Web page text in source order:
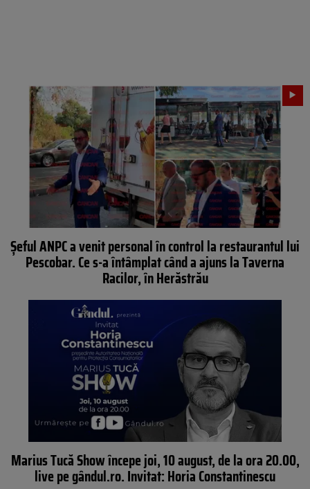
Șeful ANPC a venit personal în control la restaurantul lui
Pescobar. Ce s-a întâmplat când a ajuns la Taverna
Racilor, în Herăstrău
Marius Tucă Show începe joi, 10 august, de la ora 20.00,
live pe gândul.ro. Invitat: Horia Constantinescu